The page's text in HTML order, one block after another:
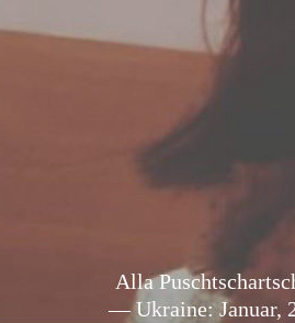
Alla
— Ukraine: Januar,